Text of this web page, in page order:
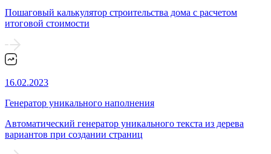
Пошаговый калькулятор строительства дома с расчетом
итоговой стоимости
16.02.2023
Генератор уникального наполнения
Автоматический генератор уникального текста из дерева
вариантов при создании страниц